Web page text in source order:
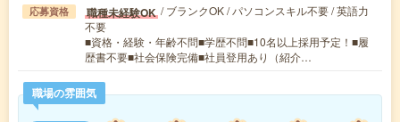
応募資格 職種未経験OK / ブランクOK / パソコンスキル不要 / 英語力
不要
■資格・経験・年齢不問■学歴不問■10名以上採用予定！■履
歴書不要■社会保険完備■社員登用あり（紹介…
職場の雰囲気